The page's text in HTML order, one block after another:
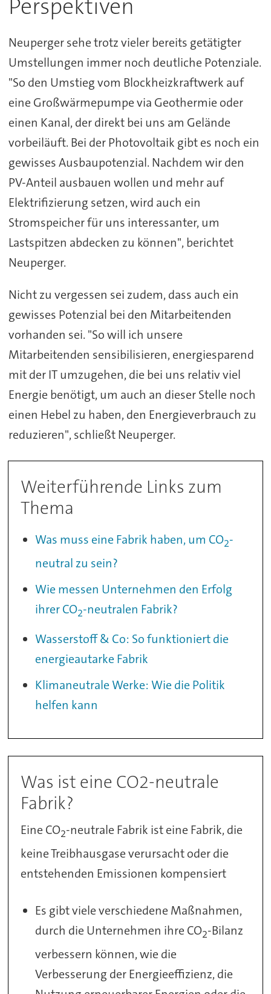
Perspektiven
Neuperger sehe trotz vieler bereits getätigter
Umstellungen immer noch deutliche Potenziale.
"So den Umstieg vom Blockheizkraftwerk auf
eine Großwärmepumpe via Geothermie oder
einen Kanal, der direkt bei uns am Gelände
vorbeiläuft. Bei der Photovoltaik gibt es noch ein
gewisses Ausbaupotenzial. Nachdem wir den
PV-Anteil ausbauen wollen und mehr auf
Elektrifizierung setzen, wird auch ein
Stromspeicher für uns interessanter, um
Lastspitzen abdecken zu können", berichtet
Neuperger.
Nicht zu vergessen sei zudem, dass auch ein
gewisses Potenzial bei den Mitarbeitenden
vorhanden sei. "So will ich unsere
Mitarbeitenden sensibilisieren, energiesparend
mit der IT umzugehen, die bei uns relativ viel
Energie benötigt, um auch an dieser Stelle noch
einen Hebel zu haben, den Energieverbrauch zu
reduzieren", schließt Neuperger.
Weiterführende Links zum
Thema
Was muss eine Fabrik haben, um CO2-
neutral zu sein?
Wie messen Unternehmen den Erfolg
ihrer CO2-neutralen Fabrik?
Wasserstoff & Co: So funktioniert die
energieautarke Fabrik
Klimaneutrale Werke: Wie die Politik
helfen kann
Was ist eine CO2-neutrale
Fabrik?
Eine CO2-neutrale Fabrik ist eine Fabrik, die
keine Treibhausgase verursacht oder die
entstehenden Emissionen kompensiert
Es gibt viele verschiedene Maßnahmen,
durch die Unternehmen ihre CO2-Bilanz
verbessern können, wie die
Verbesserung der Energieeffizienz, die